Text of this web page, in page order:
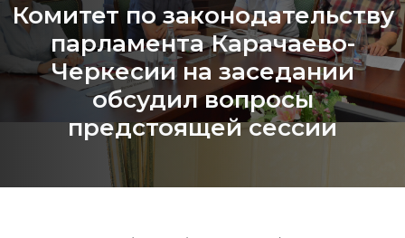
Комитет по законодательству
парламента Карачаево-
Черкесии на заседании
обсудил вопросы
предстоящей сессии